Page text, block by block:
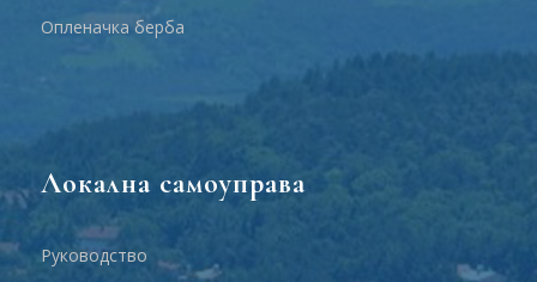
Опленачка берба
Локална самоуправа
Руководство